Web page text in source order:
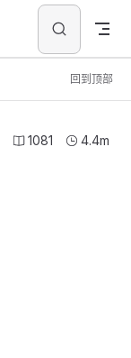
回到顶部
1081 4.4m